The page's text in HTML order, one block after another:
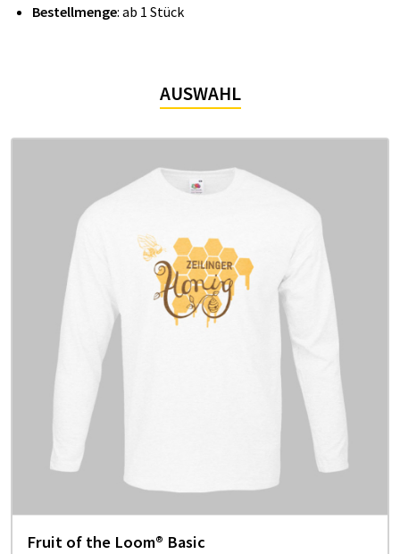
Bestellmenge: ab 1 Stück
AUSWAHL
Fruit of the Loom® Basic